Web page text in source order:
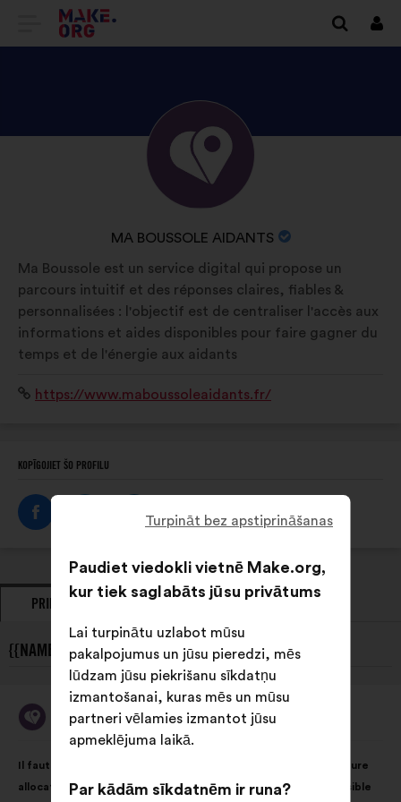
DOTIES
MAKE.ORG
SĀKUMLAPUAPSKATIET
MA
BOUSSOLE
ORGANIZĀCIJAS
NOSAUKUMS:
MA BOUSSOLE AIDANTS
Biogrāfija:
Ma Boussole est un service digital qui propose un
parcours intuitif et des réponses claires, fiables &
personnalisées : l'objectif est de centraliser l'accès aux
informations et aides disponibles pour faire gagner du
temps et de l'énergie aux aidants
Interneta
https://www.maboussoleaidants.fr/
KOPĪGOJIET ŠO PROFILU
PRIEKŠLIKUMI
{{NAME}} JAUNĀKIE PRIEKŠLIKUMI:
PriekšlikumuMa Boussole Aidants
Priekšlikuma
saturs:
Il faut rendre possible le virage domiciliaire grâce à une meilleure
allocation des moyens en faveur des solutions le rendant possible
Sadalījums
ir
šāds:
Turpināt bez apstiprināšanas
Paudiet viedokli vietnē Make.org,
kur tiek saglabāts jūsu privātums
Lai turpinātu uzlabot mūsu
pakalpojumus un jūsu pieredzi, mēs
lūdzam jūsu piekrišanu sīkdatņu
izmantošanai, kuras mēs un mūsu
partneri vēlamies izmantot jūsu
apmeklējuma laikā.
Par kādām sīkdatnēm ir runa?